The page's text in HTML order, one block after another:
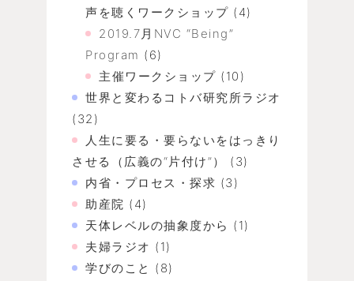
声を聴くワークショップ (4)
2019.7月NVC “Being”
Program (6)
主催ワークショップ (10)
世界と変わるコトバ研究所ラジオ
(32)
人生に要る・要らないをはっきり
させる（広義の“片付け”）
(3)
内省・プロセス・探求 (3)
助産院 (4)
天体レベルの抽象度から (1)
夫婦ラジオ (1)
学びのこと (8)